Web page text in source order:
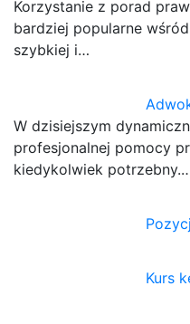
Korzystanie z porad
bardziej popularne
szybkiej i…
W dzisiejszym
profesjonalnej pomocy
kiedykolwiek
Kurs